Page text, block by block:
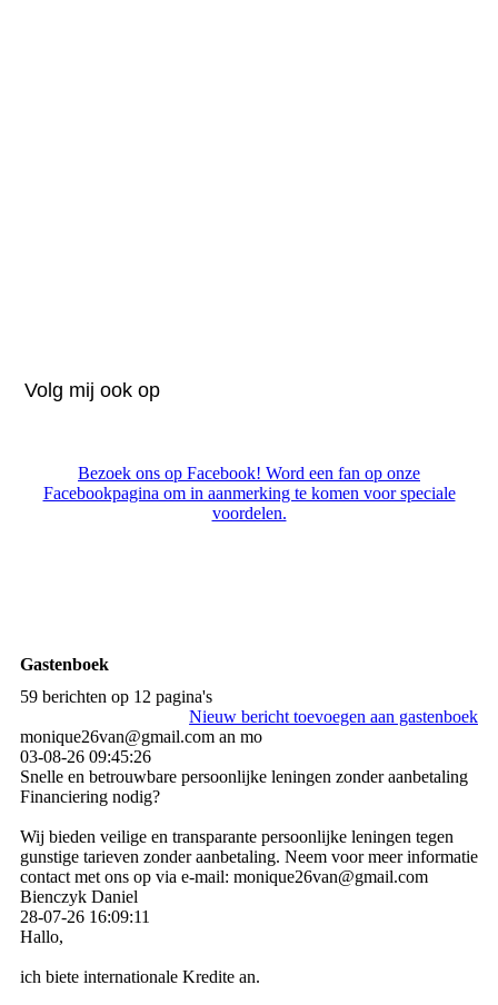
Volg mij ook op
Bezoek ons op Facebook! Word een fan op onze
Facebookpagina om in aanmerking te komen voor speciale
voordelen.
Gastenboek
59 berichten op 12 pagina's
Nieuw bericht toevoegen aan gastenboek
monique26van@gmail.com an mo
03-08-26 09:45:26
Snelle en betrouwbare persoonlijke leningen zonder aanbetaling
Financiering nodig?
Wij bieden veilige en transparante persoonlijke leningen tegen
gunstige tarieven zonder aanbetaling. Neem voor meer informatie
contact met ons op via e-mail: monique26van@gmail.com
Bienczyk Daniel
28-07-26 16:09:11
Hallo,
ich biete internationale Kredite an.